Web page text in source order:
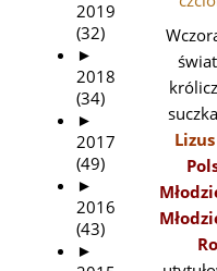
2019
(32)
►
2018
(34)
►
2017
(49)
►
2016
(43)
►